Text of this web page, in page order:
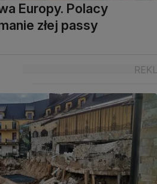
Europy. Polacy
złej passy